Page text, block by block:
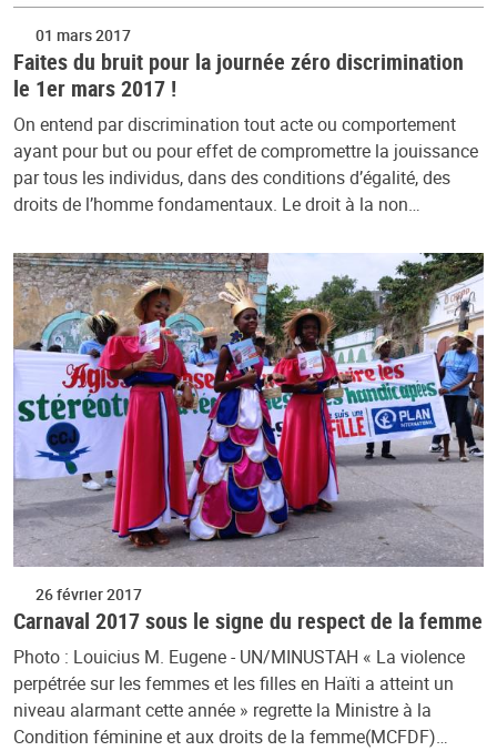
01 mars 2017
Faites du bruit pour la journée zéro discrimination
le 1er mars 2017 !
On entend par discrimination tout acte ou comportement
ayant pour but ou pour effet de compromettre la jouissance
par tous les individus, dans des conditions d’égalité, des
droits de l’homme fondamentaux. Le droit à la non…
26 février 2017
Carnaval 2017 sous le signe du respect de la femme
Photo : Louicius M. Eugene - UN/MINUSTAH « La violence
perpétrée sur les femmes et les filles en Haïti a atteint un
niveau alarmant cette année » regrette la Ministre à la
Condition féminine et aux droits de la femme(MCFDF)…